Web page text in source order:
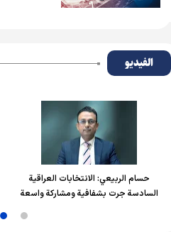
الفیدیو
حسام الربیعي: الانتخابات العراقية
السادسة جرت بشفافية ومشاركة واسعة